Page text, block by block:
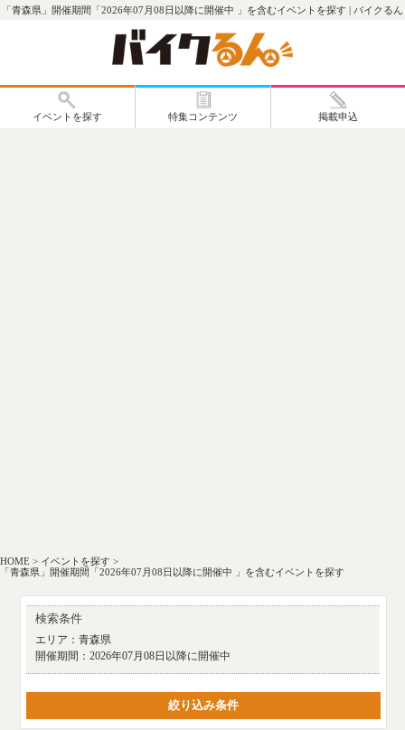
「青森県」開催期間「2026年07月08日以降に開催中 」を含むイベントを探す | バイクるん
HOME > イベントを探す >
「青森県」開催期間「2026年07月08日以降に開催中 」を含むイベントを探す
検索条件
エリア：青森県
開催期間：2026年07月08日以降に開催中
絞り込み条件